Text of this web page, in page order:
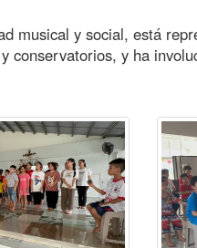
musical y social, está
conservatorios, y ha